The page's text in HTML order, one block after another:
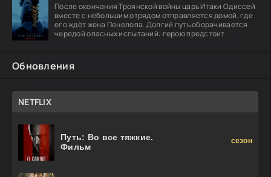
После окончания Троянской войны царь Итаки Одиссей
вместе с небольшим отрядом отправляется домой, где
его ждёт жена Пенелопа. Долгий путь оборачивается
чередой опасных испытаний: герою предстоит
Обновления
NETFLIX
Путь: Во все тяжкие.
Фильм
сезон